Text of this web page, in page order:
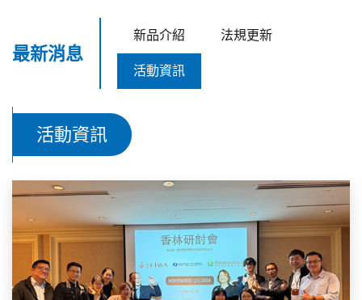
最新消息
新品介紹 法規更新
活動資訊
活動資訊